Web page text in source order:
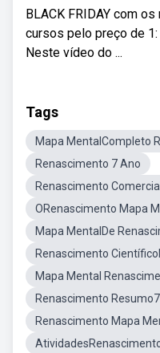
BLACK FRIDAY com
cursos pelo preço de
Neste vídeo do ...
Tags
Mapa MentalCompleto
Renascimento 7 Ano
Renascimento
ORenascimento Mapa
Mapa MentalDe
Renascimento
Mapa Mental
Renascimento
Renascimento Mapa